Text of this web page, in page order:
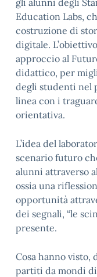
gli alunni degli
Education Labs,
costruzione di
digitale.
approccio al
didattico, per
degli studenti nel
linea con i
orientativa.
L’idea del
scenario futuro
alunni attraverso
ossia una
opportunità
dei segnali, “le
presente.
Cosa hanno visto,
partiti da mondi